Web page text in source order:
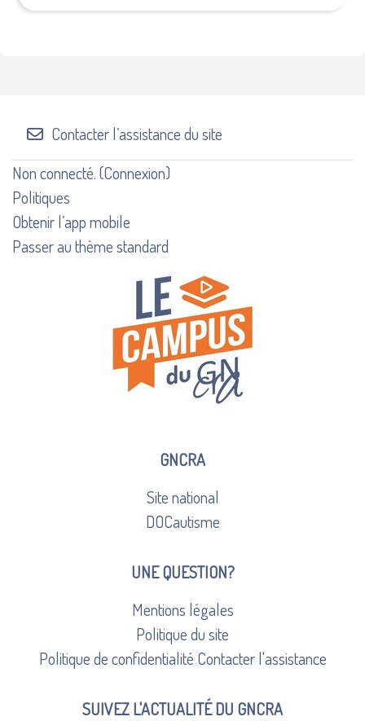
Contacter l’assistance du site
Non connecté. (Connexion)
Politiques
Obtenir l’app mobile
Passer au thème standard
GNCRA
Site national
DOCautisme
UNE QUESTION?
Mentions légales
Politique du site
Politique de confidentialité Contacter l'assistance
SUIVEZ L'ACTUALITÉ DU GNCRA